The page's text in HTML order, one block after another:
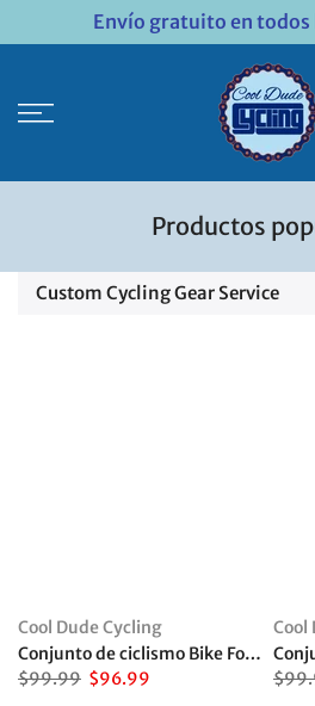
Envío gratuito en todos
Productos
Custom Cycling Gear Service
Cool Dude Cycling
Conjunto de ciclismo Bike Forever
$99.99 $96.99
Cool